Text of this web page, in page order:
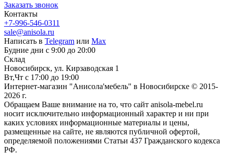
Заказать звонок
Контакты
+7-996-546-0311
sale@anisola.ru
Написать в Telegram или Max
Будние дни с 9:00 до 20:00
Склад
Новосибирск, ул. Кирзаводская 1
Вт,Чт с 17:00 до 19:00
Интернет-магазин "Анисола'мебель" в Новосибирске © 2015-
2026 г.
Обращаем Ваше внимание на то, что сайт anisola-mebel.ru
носит исключительно информационный характер и ни при
каких условиях информационные материалы и цены,
размещенные на сайте, не являются публичной офертой,
определяемой положениями Статьи 437 Гражданского кодекса
РФ.